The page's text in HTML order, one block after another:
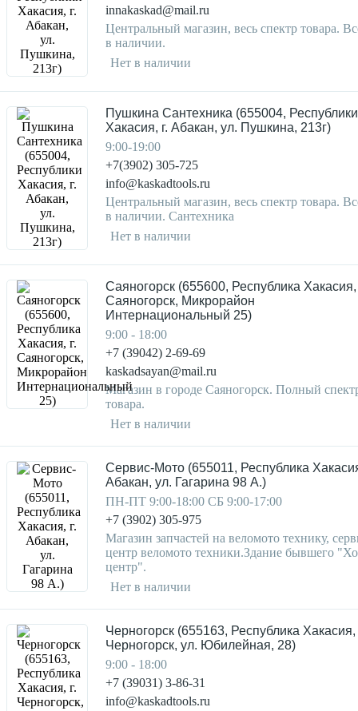
innakaskad@mail.ru
Центральный магазин, весь спектр товара.
в наличии.
Нет в наличии
Пушкина Сантехника (655004, Республики
Хакасия, г. Абакан, ул. Пушкина, 213г)
9:00-19:00
+7(3902) 305-725
info@kaskadtools.ru
Центральный магазин, весь спектр товара.
в наличии. Сантехника
Нет в наличии
Саяногорск (655600, Республика Хакасия,
Саяногорск, Микрорайон
Интернациональный 25)
9:00 - 18:00
+7 (39042) 2-69-69
kaskadsayan@mail.ru
Магазин в городе Саяногорск. Полный
товара.
Нет в наличии
Сервис-Мото (655011, Республика
Абакан, ул. Гагарина 98 А.)
ПН-ПТ 9:00-18:00 СБ 9:00-17:00
+7 (3902) 305-975
Магазин запчастей на веломото технику,
центр веломото техники.Здание бывшего
центр".
Нет в наличии
Черногорск (655163, Республика Хакасия,
Черногорск, ул. Юбилейная, 28)
9:00 - 18:00
+7 (39031) 3-86-31
info@kaskadtools.ru